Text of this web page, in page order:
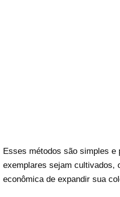
Esses métodos são simples e
exemplares sejam cultivados,
econômica de expandir sua